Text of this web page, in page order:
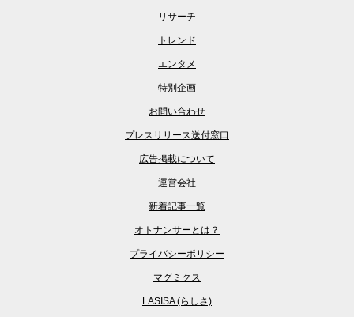
リサーチ
トレンド
エンタメ
特別企画
お問い合わせ
プレスリリース送付窓口
広告掲載について
運営会社
新着記事一覧
オトナンサーとは？
プライバシーポリシー
マグミクス
LASISA (らしさ)